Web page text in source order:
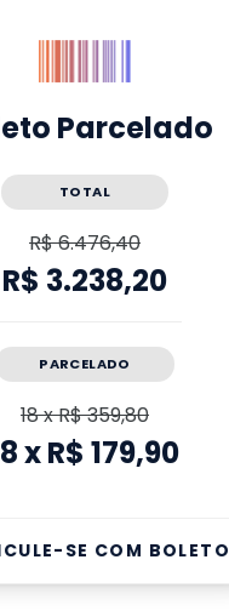
Parcelado
TOTAL
R$ 6.476,40
R$ 3.238,20
PARCELADO
18xR$ 359,80
xR$ 179,90
SE COM BOLETO